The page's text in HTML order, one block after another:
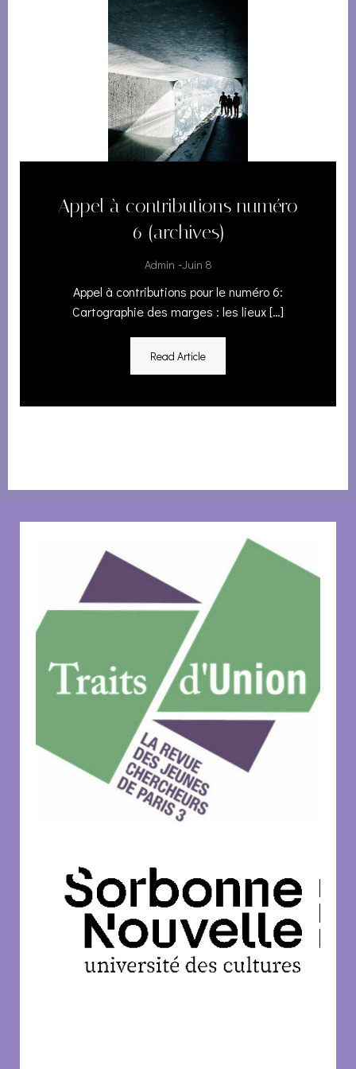
Appel à contributions numéro
6 (archives)
Admin -Juin 8
Appel à contributions pour le numéro 6:
Cartographie des marges : les lieux […]
Read Article